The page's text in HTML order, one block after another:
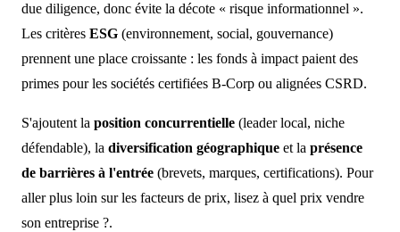
due diligence, donc évite la décote « risque informationnel ».
Les critères ESG (environnement, social, gouvernance)
prennent une place croissante : les fonds à impact paient des
primes pour les sociétés certifiées B-Corp ou alignées CSRD.
S'ajoutent la position concurrentielle (leader local, niche
défendable), la diversification géographique et la présence
de barrières à l'entrée (brevets, marques, certifications). Pour
aller plus loin sur les facteurs de prix, lisez à quel prix vendre
son entreprise ?.